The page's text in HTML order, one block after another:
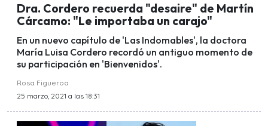
Dra. Cordero recuerda "desaire" de Martín
Cárcamo: "Le importaba un carajo"
En un nuevo capítulo de 'Las Indomables', la doctora
María Luisa Cordero recordó un antiguo momento de
su participación en 'Bienvenidos'.
Rosa Figueroa
25 marzo, 2021 a las 18:31